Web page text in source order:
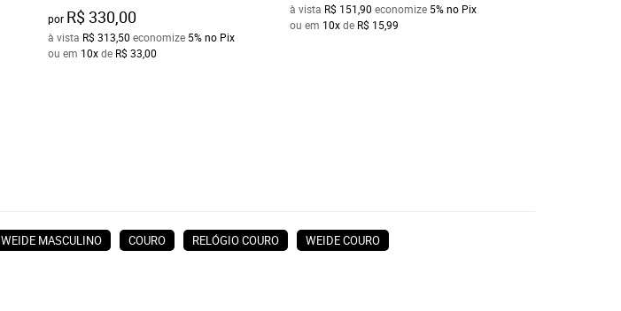
por R$ 330,00
à vista R$ 313,50 economize 5%no Pix
ou em 10xde R$ 33,00
à vista R$ 151,90 economize 5% no Pix
ou em 10xde R$ 15,99
WEIDE MASCULINO COURO RELÓGIO COURO WEIDE COURO